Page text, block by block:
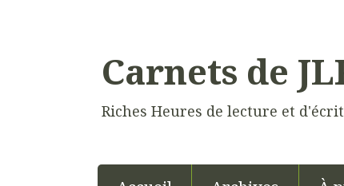
Carnets de
Riches Heures de lecture et